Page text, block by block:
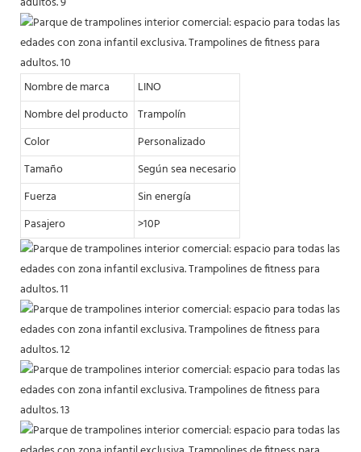
Nombre de marca
LINO
Nombre del producto Trampolín
Color
Personalizado
Tamaño
Según sea necesario
Fuerza
Sin energía
Pasajero
>10P